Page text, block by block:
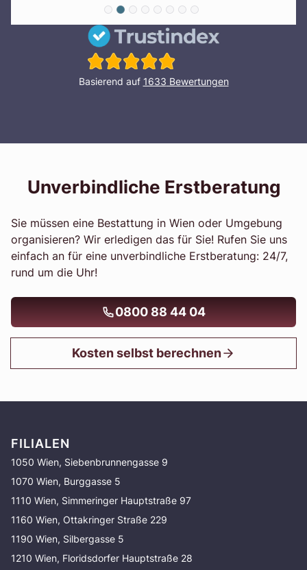
Basierend auf 1633 Bewertungen
Unverbindliche Erstberatung
Sie müssen eine Bestattung in Wien oder Umgebung
organisieren? Wir erledigen das für Sie! Rufen Sie uns
einfach an für eine unverbindliche Erstberatung: 24/7,
rund um die Uhr!
0800 88 44 04
Kosten selbst berechnen
FILIALEN
1050 Wien, Siebenbrunnengasse 9
1070 Wien, Burggasse 5
1110 Wien, Simmeringer Hauptstraße 97
1160 Wien, Ottakringer Straße 229
1190 Wien, Silbergasse 5
1210 Wien, Floridsdorfer Hauptstraße 28